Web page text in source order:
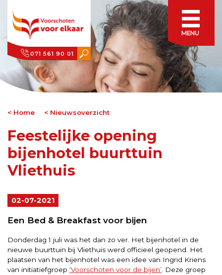
071 561 90 01
Home Nieuwsoverzicht
Feestelijke opening
bijenhotel buurttuin
Vliethuis
02-07-2021
Een Bed & Breakfast voor bijen
Donderdag 1 juli was het dan zo ver. Het bijenhotel in de
nieuwe buurttuin bij Vliethuis werd officieel geopend. Het
plaatsen van het bijenhotel was een idee van Ingrid Kriens
van initiatiefgroep ‘Voorschoten voor de bijen’. Deze groep
MENU